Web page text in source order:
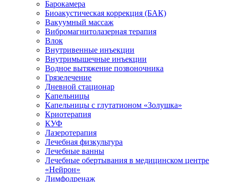
Барокамера
Биоакустическая коррекция (БАК)
Вакуумный массаж
Вибромагнитолазерная терапия
Влок
Внутривенные инъекции
Внутримышечные инъекции
Водное вытяжение позвоночника
Грязелечение
Дневной стационар
Капельницы
Капельницы с глутатионом «Золушка»
Криотерапия
КУФ
Лазеротерапия
Лечебная физкультура
Лечебные ванны
Лечебные обертывания в медицинском центре
«Нейрон»
Лимфодренаж